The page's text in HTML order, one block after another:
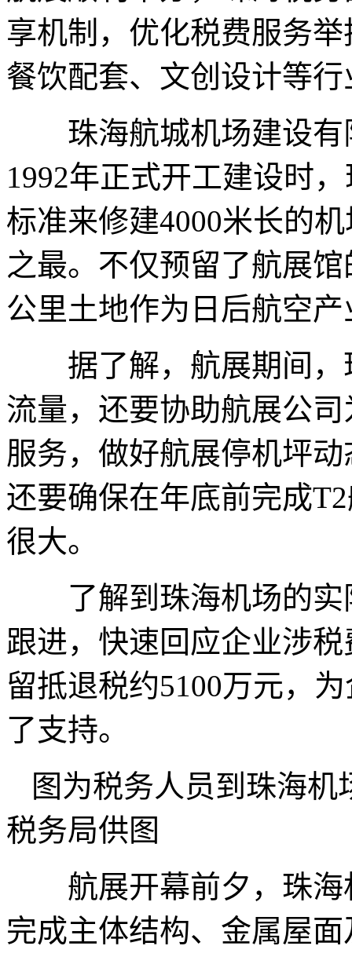
享机制，优化税费服务
餐饮配套、文创设计等
珠海航城机场建设有
1992年正式开工建设时
标准来修建4000米长的
之最。不仅预留了航展
公里土地作为日后航空
据了解，航展期间，
流量，还要协助航展公
服务，做好航展停机坪
还要确保在年底前完成
很大。
了解到珠海机场的实
跟进，快速回应企业涉
留抵退税约5100万元，
了支持。
图为税务人员到珠海
税务局供图
航展开幕前夕，珠海
完成主体结构、金属屋